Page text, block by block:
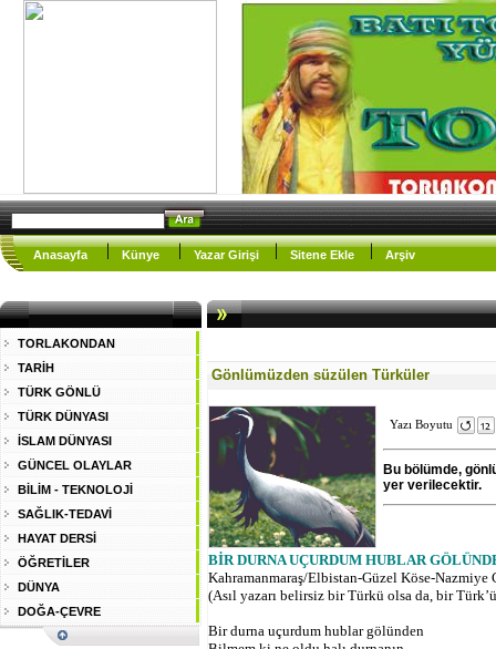
Anasayfa Künye Yazar Girişi Sitene Ekle Arşiv
Gönlümüzden süzülen Türküler
Yazı Boyutu
Bu bölümde,
yer verilecektir.
BİR DURNA UÇURDUM HUBLAR
Kahramanmaraş/Elbistan-Güzel Köse-Nazmiye
(Asıl yazarı belirsiz bir Türkü olsa da, bir
Bir durna uçurdum hublar gölünden
TORLAKONDAN
TARİH
TÜRK GÖNLÜ
TÜRK DÜNYASI
İSLAM DÜNYASI
GÜNCEL OLAYLAR
BİLİM - TEKNOLOJİ
SAĞLIK-TEDAVİ
HAYAT DERSİ
ÖĞRETİLER
DÜNYA
DOĞA-ÇEVRE